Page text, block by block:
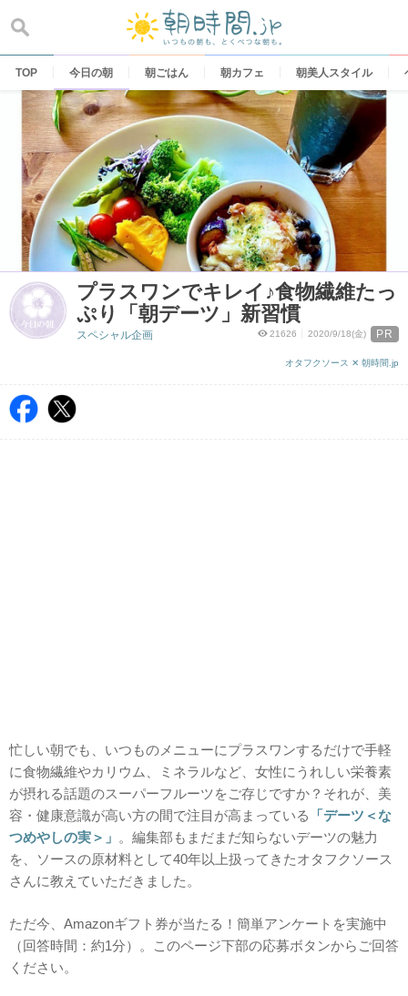
content
TOP 今日の朝 朝ごはん 朝カフェ 朝美人スタイル
プラスワンでキレイ♪食物繊維たっ
ぷり「朝デーツ」新習慣
21626 2020/9/18(金) PR
オタフクソース ✕ 朝時間.jp
スペシャル企画
忙しい朝でも、いつものメニューにプラスワンするだけで手軽
に食物繊維やカリウム、ミネラルなど、女性にうれしい栄養素
が摂れる話題のスーパーフルーツをご存じですか？それが、美
容・健康意識が高い方の間で注目が高まっている
「デーツ＜な
つめやしの実＞」 。編集部もまだまだ知らないデーツの魅力
を、ソースの原材料として40年以上扱ってきたオタフクソース
さんに教えていただきました。
ただ今、Amazonギフト券が当たる！簡単アンケートを実施中
（回答時間：約1分）。このページ下部の応募ボタンからご回答
ください。